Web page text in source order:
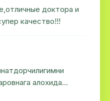
доктора и
качество!!!
алохида
мехрибон инсон, уз